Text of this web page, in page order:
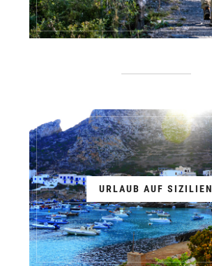
URLAUB AUF SIZILIEN